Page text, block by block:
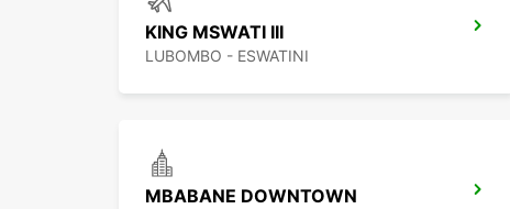
KING MSWATI III
LUBOMBO - ESWATINI
MBABANE DOWNTOWN